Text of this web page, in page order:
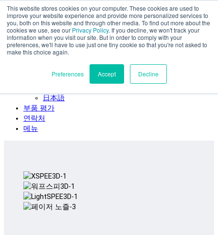
This website stores cookies on your computer. These cookies are used to
improve your website experience and provide more personalized services to
you, both on this website and through other media. To find out more about the
cookies we use, see our Privacy Policy. If you decline, we won't track your
information when you visit our site. But in order to comply with your
preferences, we'll have to use just one tiny cookie so that you're not asked to
make this choice again.
Preferences Accept Decline
주요 콘텐츠로 건너뛰기
SPEE3D
한국어
English
Español
Français
日本語
부품 평가
연락처
메뉴